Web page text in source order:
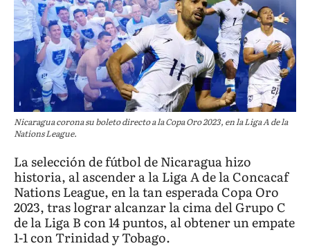
Nicaragua corona su boleto directo a la Copa Oro 2023, en la Liga A de la
Nations League.
La selección de fútbol de Nicaragua hizo
historia, al ascender a la Liga A de la Concacaf
Nations League, en la tan esperada Copa Oro
2023, tras lograr alcanzar la cima del Grupo C
de la Liga B con 14 puntos, al obtener un empate
1-1 con Trinidad y Tobago.